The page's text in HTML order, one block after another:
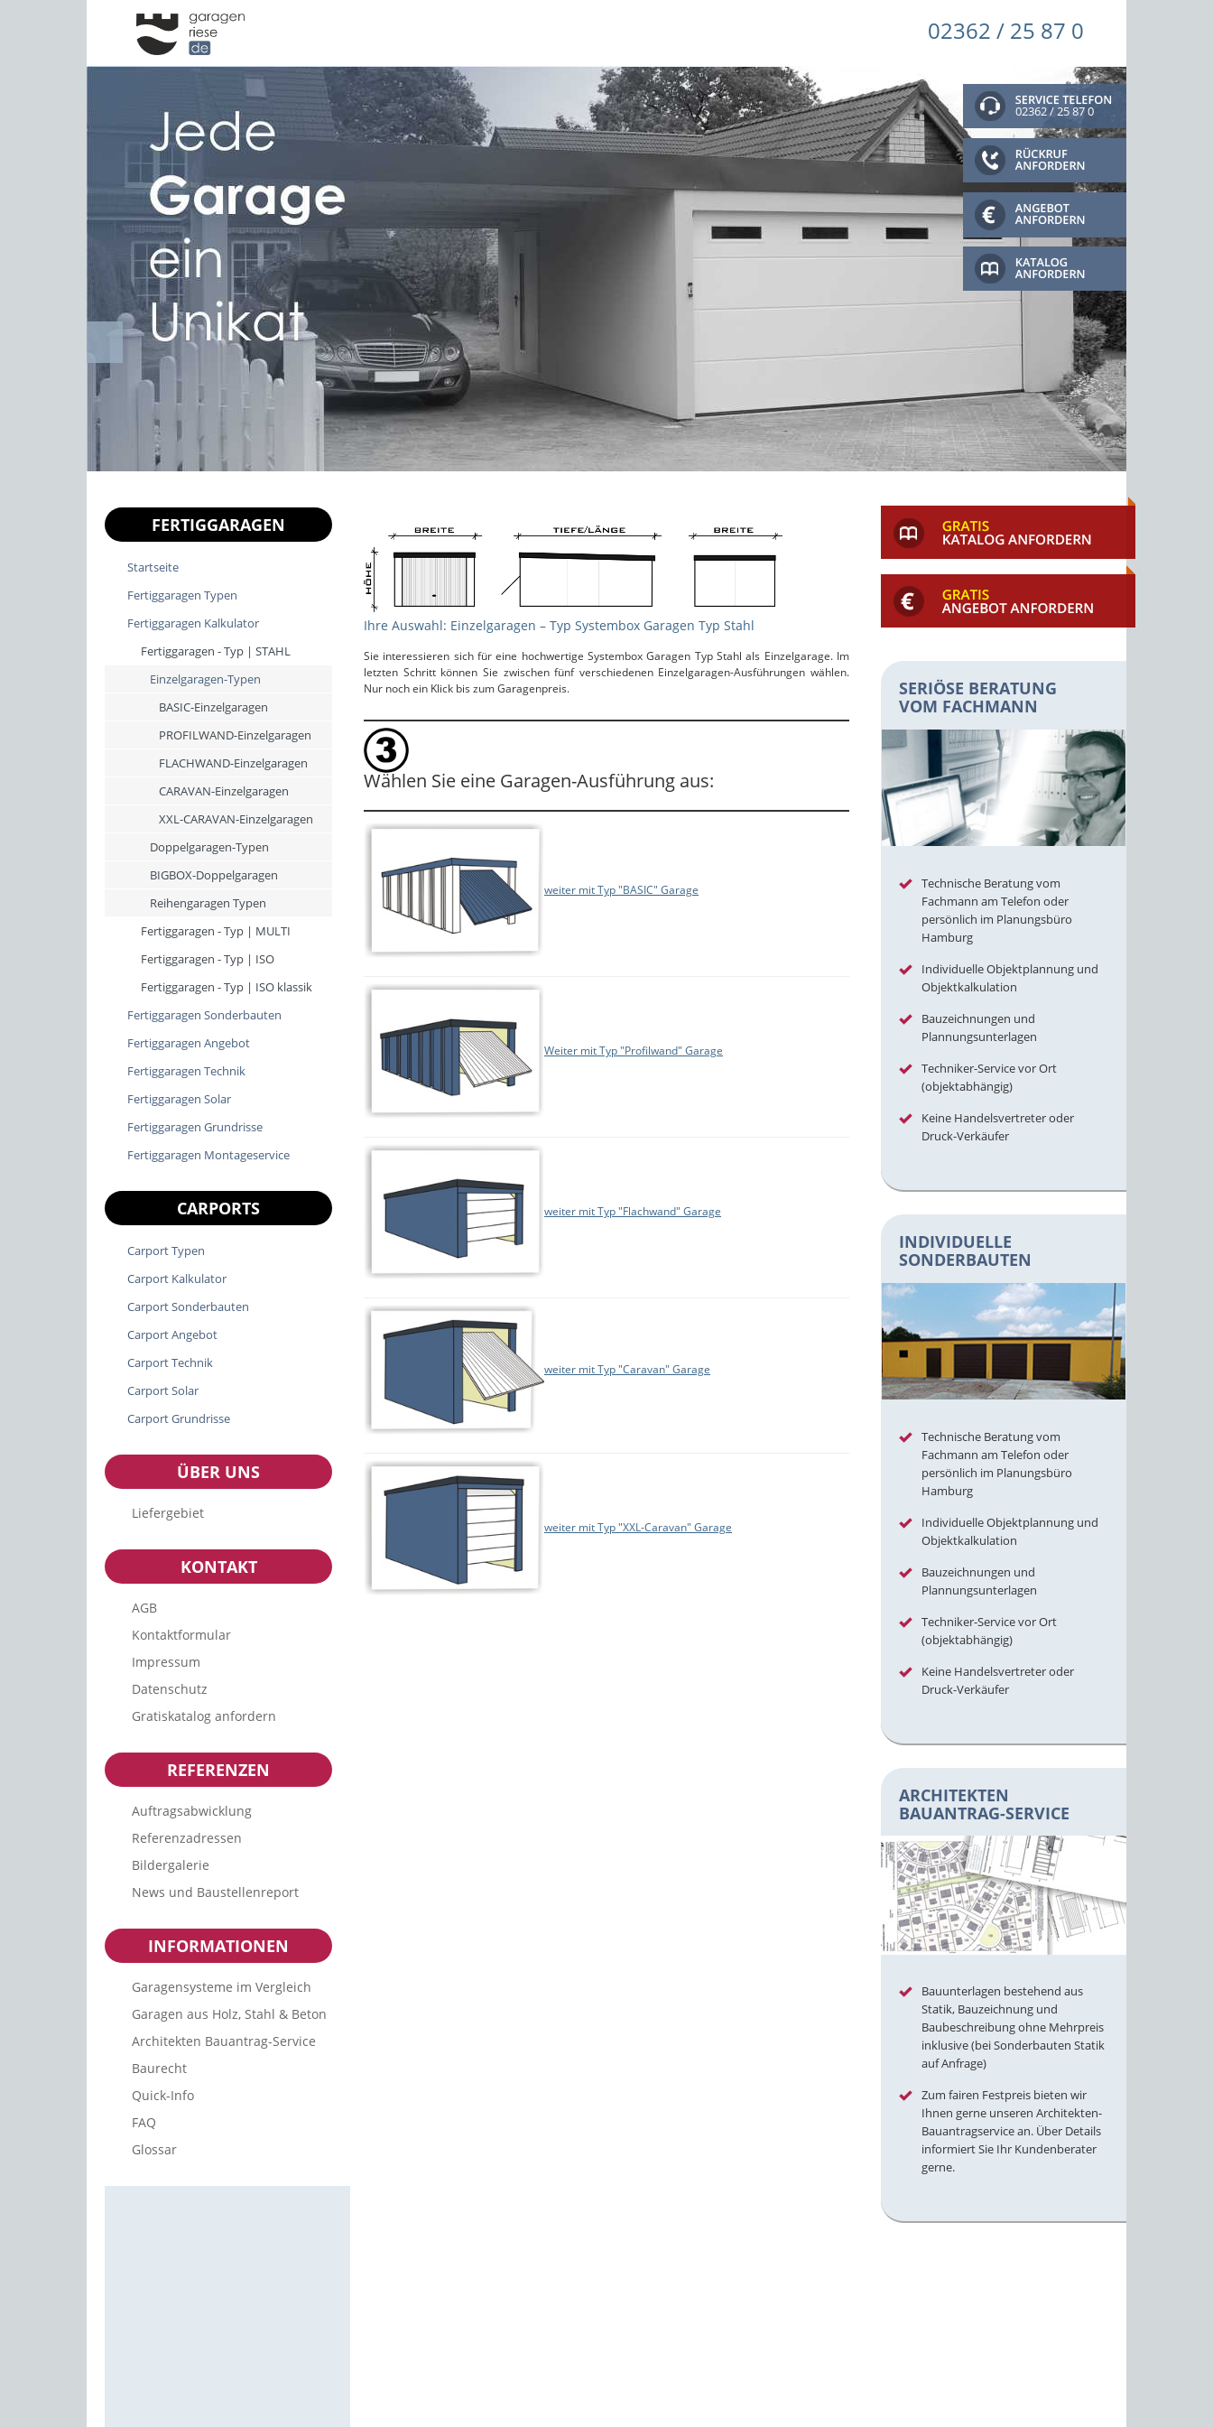
02362 / 25 87 0
02362 / 25 87 0
FERTIGGARAGEN
Startseite
Fertiggaragen Typen
Fertiggaragen Kalkulator
Fertiggaragen - Typ | STAHL
Einzelgaragen-Typen
BASIC-Einzelgaragen
PROFILWAND-Einzelgaragen
FLACHWAND-Einzelgaragen
CARAVAN-Einzelgaragen
XXL-CARAVAN-Einzelgaragen
Doppelgaragen-Typen
BIGBOX-Doppelgaragen
Reihengaragen Typen
Fertiggaragen - Typ | MULTI
Fertiggaragen - Typ | ISO
Fertiggaragen - Typ | ISO klassik
Fertiggaragen Sonderbauten
Fertiggaragen Angebot
Fertiggaragen Technik
Fertiggaragen Solar
Fertiggaragen Grundrisse
Fertiggaragen Montageservice
CARPORTS
Carport Typen
Carport Kalkulator
Carport Sonderbauten
Carport Angebot
Carport Technik
Carport Solar
Carport Grundrisse
ÜBER UNS
Liefergebiet
KONTAKT
AGB
Kontaktformular
Impressum
Datenschutz
Gratiskatalog anfordern
REFERENZEN
Auftragsabwicklung
Referenzadressen
Bildergalerie
News und Baustellenreport
INFORMATIONEN
Garagensysteme im Vergleich
Garagen aus Holz, Stahl & Beton
Architekten Bauantrag-Service
Baurecht
Quick-Info
FAQ
Glossar
Ihre Auswahl: Einzelgaragen – Typ Systembox Garagen Typ Stahl
Sie interessieren sich für eine hochwertige Systembox Garagen Typ Stahl als Einzelgarage. Im
letzten Schritt können Sie zwischen fünf verschiedenen Einzelgaragen-Ausführungen wählen.
Nur noch ein Klick bis zum Garagenpreis.
Wählen Sie eine Garagen-Ausführung aus:
weiter mit Typ "BASIC" Garage
Weiter mit Typ "Profilwand" Garage
weiter mit Typ "Flachwand" Garage
weiter mit Typ "Caravan" Garage
weiter mit Typ "XXL-Caravan" Garage
SERIÖSE BERATUNG
VOM FACHMANN
Technische Beratung vom
Fachmann am Telefon oder
persönlich im Planungsbüro
Hamburg
Individuelle Objektplannung und
Objektkalkulation
Bauzeichnungen und
Plannungsunterlagen
Techniker-Service vor Ort
(objektabhängig)
Keine Handelsvertreter oder
Druck-Verkäufer
INDIVIDUELLE
SONDERBAUTEN
Technische Beratung vom
Fachmann am Telefon oder
persönlich im Planungsbüro
Hamburg
Individuelle Objektplannung und
Objektkalkulation
Bauzeichnungen und
Plannungsunterlagen
Techniker-Service vor Ort
(objektabhängig)
Keine Handelsvertreter oder
Druck-Verkäufer
ARCHITEKTEN
BAUANTRAG-SERVICE
Bauunterlagen bestehend aus
Statik, Bauzeichnung und
Baubeschreibung ohne Mehrpreis
inklusive (bei Sonderbauten Statik
auf Anfrage)
Zum fairen Festpreis bieten wir
Ihnen gerne unseren Architekten-
Bauantragservice an. Über Details
informiert Sie Ihr Kundenberater
gerne.